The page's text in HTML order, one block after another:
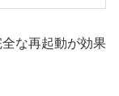
な再起動が効果